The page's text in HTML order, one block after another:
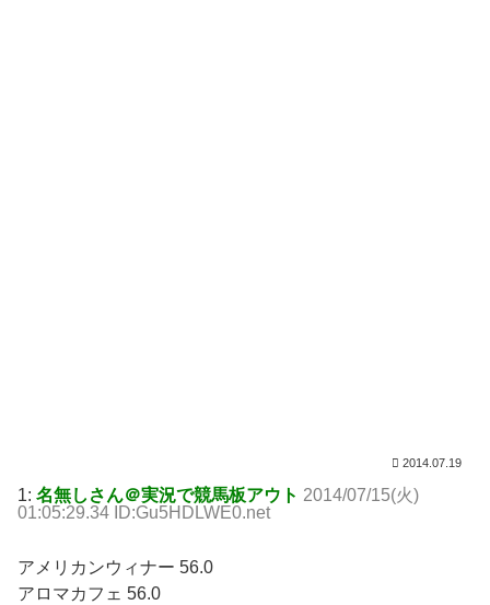
2014.07.19
1: 名無しさん＠実況で競馬板アウト 2014/07/15(火)
01:05:29.34 ID:Gu5HDLWE0.net
アメリカンウィナー 56.0
アロマカフェ 56.0